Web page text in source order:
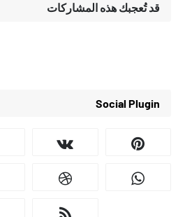
قد تُعجبك هذه المشاركات
Social Plugin